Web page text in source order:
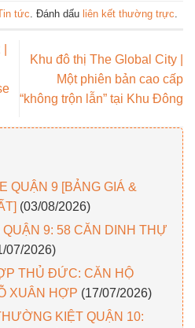
tức. Đánh dấu liên kết thường trực.
Khu đô thị The Global City |
Một phiên bản cao cấp
“không trộn lẫn” tại Khu Đông
QUẬN 9 [BẢNG GIÁ &
(03/08/2026)
9: 58 CĂN DINH THỰ
07/2026)
THỦ ĐỨC: CĂN HỘ
XUÂN HỢP (17/07/2026)
KIỆT QUẬN 10: